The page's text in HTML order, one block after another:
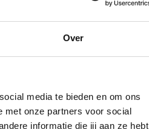
Over
media te bieden en om ons
met onze partners voor social
informatie die jij aan ze hebt